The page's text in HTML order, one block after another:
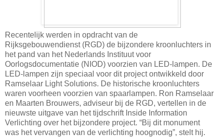
Recentelijk werden in opdracht van de
Rijksgebouwendienst (RGD) de bijzondere kroonluchters in
het pand van het Nederlands Instituut voor
Oorlogsdocumentatie (NIOD) voorzien van LED-lampen. De
LED-lampen zijn speciaal voor dit project ontwikkeld door
Ramselaar Light Solutions. De historische kroonluchters
waren voorheen voorzien van spaarlampen. Ron Ramselaar
en Maarten Brouwers, adviseur bij de RGD, vertellen in de
nieuwste uitgave van het tijdschrift Inside Information
Verlichting over het bijzondere project. “Bij dit monument
was het vervangen van de verlichting hoognodig”, stelt hij.